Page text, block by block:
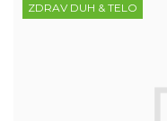
ZDRAV DUH & TELO